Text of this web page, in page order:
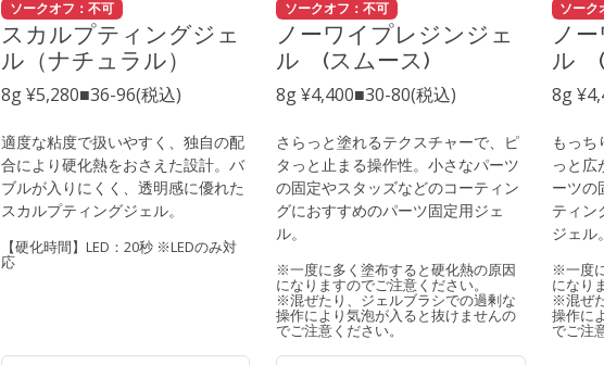
ソークオフ：不可
スカルプティングジェ
ル（ナチュラル）
8g ¥5,280■36-96(税込)
適度な粘度で扱いやすく、独自の配
合により硬化熱をおさえた設計。バ
ブルが入りにくく、透明感に優れた
スカルプティングジェル。
【硬化時間】LED：20秒 ※LEDのみ対
応
ソークオフ：不可
ノーワイプレジンジェ
ル (スムース)
8g ¥4,400■30-80(税込)
さらっと塗れるテクスチャーで、ピ
タっと止まる操作性。小さなパーツ
の固定やスタッズなどのコーティン
グにおすすめのパーツ固定用ジェ
ル。
※一度に多く塗布すると硬化熱の原因
になりますのでご注意ください。
※混ぜたり、ジェルブラシでの過剰な
操作により気泡が入ると抜けませんの
でご注意ください。
ソーク
ノ
ル (
8g
もっち
っと広
ーツの
ティン
ジェル。
※一度
になり
※混ぜ
操作に
でご注